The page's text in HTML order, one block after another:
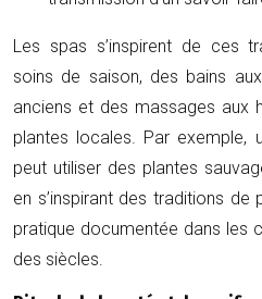
Les spas s’inspirent de ces
soins de saison, des bains
anciens et des massages aux
plantes locales. Par exemple,
peut utiliser des plantes
en s’inspirant des traditions de
pratique documentée dans les
des siècles.